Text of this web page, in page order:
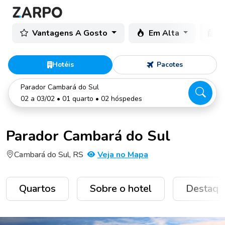
Vantagens A Gosto Em Alta
Hotéis Pacotes
Parador Cambará do Sul
02 a 03/02 • 01 quarto • 02 hóspedes
Parador Cambará do Sul
Cambará do Sul, RS Veja no Mapa
Quartos Sobre o hotel